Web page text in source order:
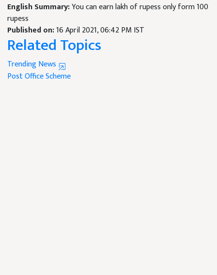
English Summary:You can earn lakh of rupess only form 100
rupess
Published on:16 April 2021, 06:42 PM IST
Related Topics
Trending News
Post Office Scheme